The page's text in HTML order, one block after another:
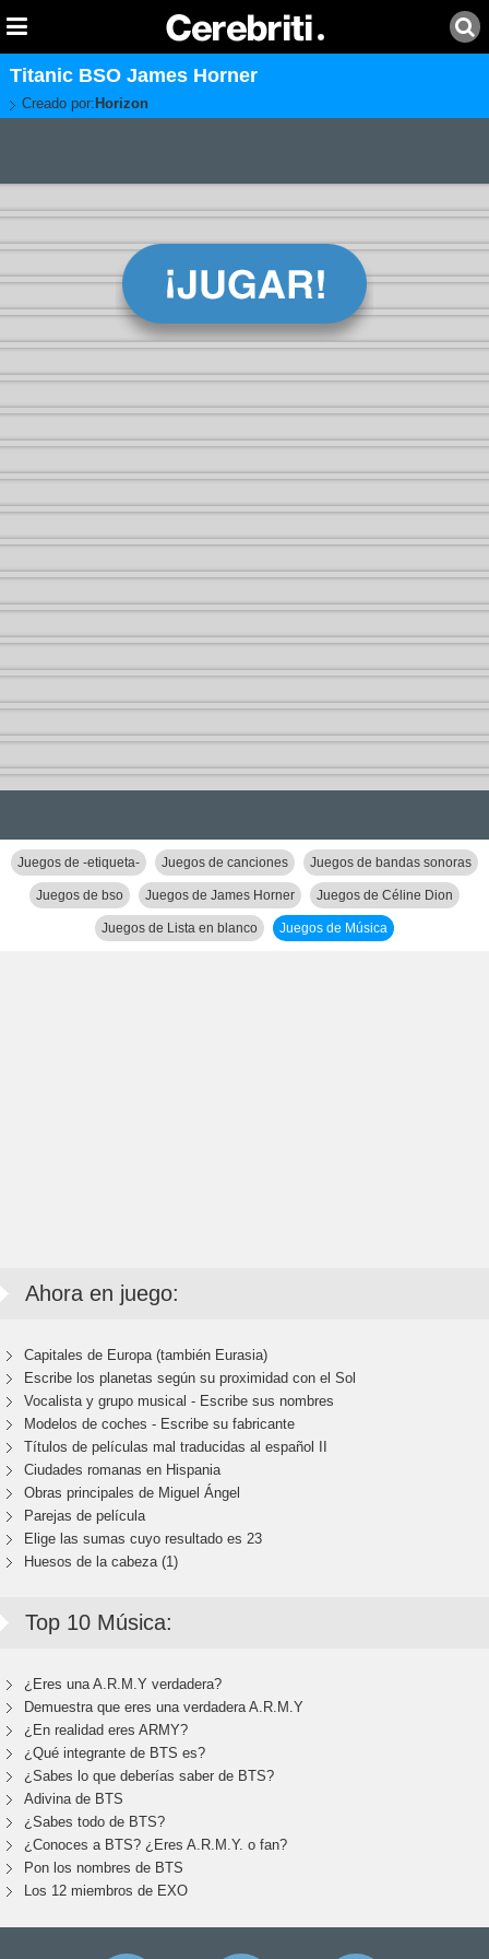
Titanic BSO James Horner
Creado por: Horizon
Juegos de -etiqueta- Juegos de canciones Juegos de bandas sonoras
Juegos de bso Juegos de James Horner Juegos de Céline Dion
Juegos de Lista en blanco Juegos de Música
Ahora en juego:
Capitales de Europa (también Eurasia)
Escribe los planetas según su proximidad con el Sol
Vocalista y grupo musical - Escribe sus nombres
Modelos de coches - Escribe su fabricante
Títulos de películas mal traducidas al español II
Ciudades romanas en Hispania
Obras principales de Miguel Ángel
Parejas de película
Elige las sumas cuyo resultado es 23
Huesos de la cabeza (1)
Top 10 Música:
¿Eres una A.R.M.Y verdadera?
Demuestra que eres una verdadera A.R.M.Y
¿En realidad eres ARMY?
¿Qué integrante de BTS es?
¿Sabes lo que deberías saber de BTS?
Adivina de BTS
¿Sabes todo de BTS?
¿Conoces a BTS? ¿Eres A.R.M.Y. o fan?
Pon los nombres de BTS
Los 12 miembros de EXO